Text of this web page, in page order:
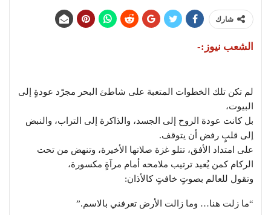
شارك
الشعب نيوز:-
لم تكن تلك الخطوات المتعبة على شاطئ البحر مجرّد عودةٍ إلى
البيوت،
بل كانت عودة الروح إلى الجسد، والذاكرة إلى التراب، والنبض
إلى قلبٍ رفض أن يتوقف.
على امتداد الأفق، تتلو غزة صلاتها الأخيرة، وتنهض من تحت
الركام كمن يُعيد ترتيب ملامحه أمام مرآةٍ مكسورة،
وتقول للعالم بصوتٍ خافتٍ كالأذان:
“ما زلت هنا… وما زالت الأرض تعرفني بالاسم.”